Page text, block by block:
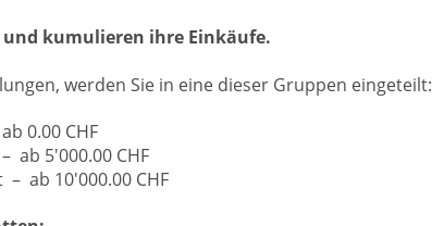
kumulieren ihre Einkäufe.
werden Sie in eine dieser Gruppen eingeteilt:
0.00 CHF
ab 5'000.00 CHF
ab 10'000.00 CHF